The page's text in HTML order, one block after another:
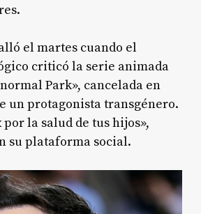
el martes cuando el
criticó la serie animada
Park», cancelada en
un protagonista transgénero.
la salud de tus hijos»,
su plataforma social.